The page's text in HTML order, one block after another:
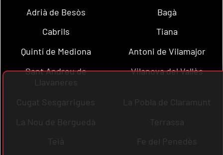
Adrià de Besòs
Bagà
Cabrils
Tiana
Quintí de Mediona
Antoni de Vilamajor
Sant Andreu de
Llavaneres
Vilanova del Vallès
Cugat Sesgarrigues
La Pobla de Claramunt
La Nou de Berguedà
Terrassa
Teià
Fe del Penedès